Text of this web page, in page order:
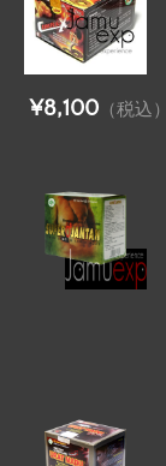
¥8,100 （税込）